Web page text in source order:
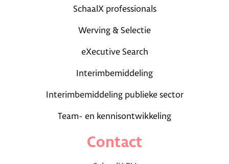
SchaalX professionals
Werving & Selectie
eXecutive Search
Interimbemiddeling
Interimbemiddeling publieke sector
Team- en kennisontwikkeling
Contact